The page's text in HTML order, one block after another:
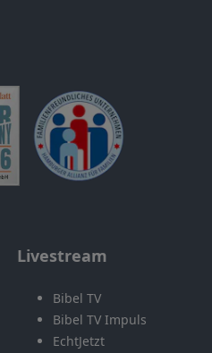
Livestream
Bibel TV
Bibel TV Impuls
EchtJetzt